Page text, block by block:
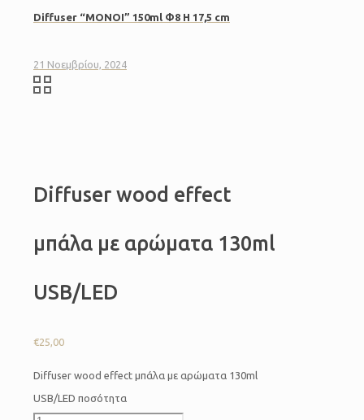
Diffuser “MONOI” 150ml Φ8 H 17,5 cm
21 Νοεμβρίου, 2024
Diffuser wood effect
μπάλα με αρώματα 130ml
USB/LED
€25,00
Diffuser wood effect μπάλα με αρώματα 130ml
USB/LED ποσότητα